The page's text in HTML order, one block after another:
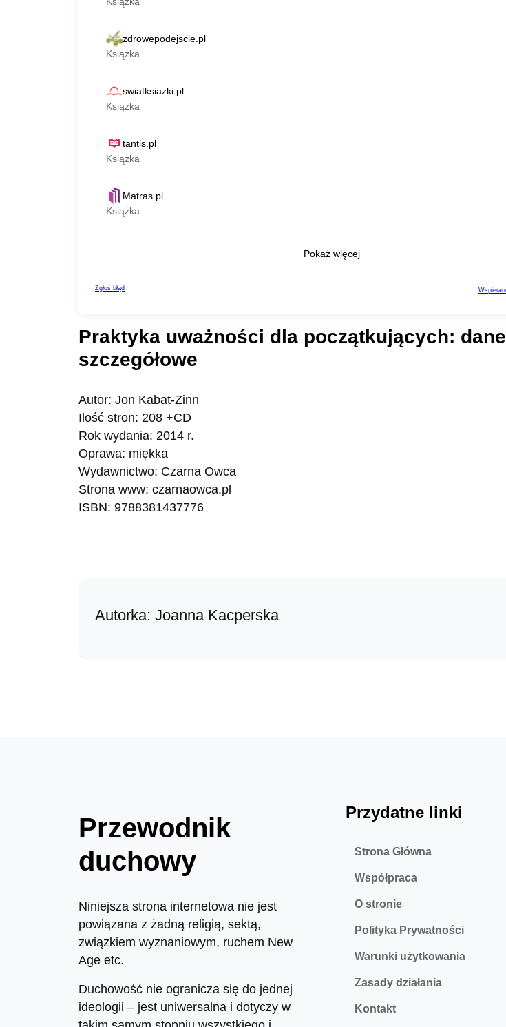
Praktyka uważności dla początkujących: dane
szczegółowe
Autor: Jon Kabat-Zinn
Ilość stron: 208 +CD
Rok wydania: 2014 r.
Oprawa: miękka
Wydawnictwo: Czarna Owca
Strona www: czarnaowca.pl
ISBN: 9788381437776
Autorka: Joanna Kacperska
Przewodnik
duchowy
Niniejsza strona internetowa nie jest
powiązana z żadną religią, sektą,
związkiem wyznaniowym, ruchem New
Age etc.
Duchowość nie ogranicza się do jednej
ideologii – jest uniwersalna i dotyczy w
Przydatne linki
Strona Główna
Współpraca
O stronie
Polityka Prywatności
Warunki użytkowania
Zasady działania
Kontakt